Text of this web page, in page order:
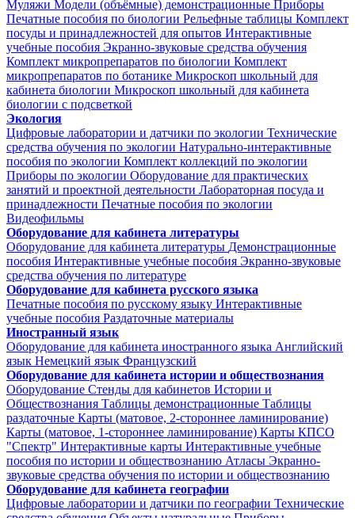
Муляжи Модели (объёмные) демонстрационные Приборы
Печатные пособия по биологии Рельефные таблицы Комплект
посуды и принадлежностей для опытов Интерактивные
учебные пособия Экранно-звуковые средства обучения
Комплект микропрепаратов по биологии Комплект
микропрепаратов по ботанике Микроскоп школьный для
кабинета биологии Микроскоп школьный для кабинета
биологии с подсветкой
Экология
Цифровые лаборатории и датчики по экологии Технические
средства обучения по экологии Натурально-интерактивные
пособия по экологии Комплект коллекций по экологии
Приборы по экологии Оборудование для практических
занятий и проектной деятельности Лабораторная посуда и
принадлежности Печатные пособия по экологии
Видеофильмы
Оборудование для кабинета литературы
Оборудование для кабинета литературы Демонстрационные
пособия Интерактивные учебные пособия Экранно-звуковые
средства обучения по литературе
Оборудование для кабинета русского языка
Печатные пособия по русскому языку Интерактивные
учебные пособия Раздаточные материалы
Иностранный язык
Оборудование для кабинета иностранного языка Английский
язык Немецкий язык Французский
Оборудование для кабинета истории и обществознания
Оборудование Стенды для кабинетов Истории и
Обществознания Таблицы демонстрационные Таблицы
раздаточные Карты (матовое, 2-стороннее ламинирование)
Карты (матовое, 1-стороннее ламинирование) Карты КПСО
"Спектр" Интерактивные карты Интерактивные учебные
пособия по истории и обществознанию Атласы Экранно-
звуковые средства обучения по истории и обществознанию
Оборудование для кабинета географии
Цифровые лаборатории и датчики по географии Технические